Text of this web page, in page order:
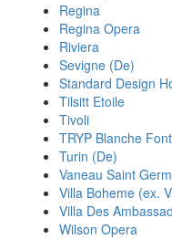
Regina
Regina Opera
Riviera
Sevigne (De)
Standard Design
Tilsitt Etoile
Tivoli
TRYP Blanche
Turin (De)
Vaneau Saint
Villa Boheme (ex.
Villa Des
Wilson Opera